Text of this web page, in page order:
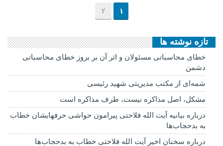
1
2
تازه نوشته ها
خطای محاسباتی مسئولان و اثر آن بر بروز خطای محاسباتی
دشمن
شمه‌ای از مکتب مدیریتی شهید رئیسی
مشکل، اصل مذاکره نیست، طرف مذاکره است
درباره بیانیه آیت الله فلاحتی پیرامون حواشی حرفهایشان خطاب
به بدحجاب‌ها
درباره سخنان اخیر آیت الله فلاحتی خطاب به بدحجاب‌ها